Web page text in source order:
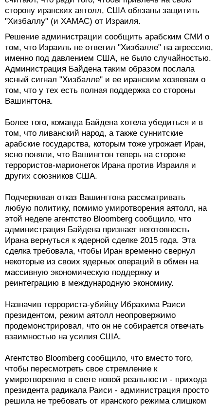
сторону иранских аятолл, США обязаны защитить
"Хизбаллу" (и ХАМАС) от Израиля.
Решение администрации сообщить арабским СМИ о
том, что Израиль не ответил "Хизбалле" на агрессию,
именно под давлением США, не было случайностью.
Администрация Байдена таким образом послала
ясный сигнал "Хизбалле" и ее иранским хозяевам о
том, что у тех есть полная поддержка со стороны
Вашингтона.
Более того, команда Байдена хотела убедиться и в
том, что ливанский народ, а также суннитские
арабские государства, которым тоже угрожает Иран,
ясно поняли, что Вашингтон теперь на стороне
террористов-марионеток Ирана против Израиля и
других союзников США.
Подчеркивая отказ Вашингтона рассматривать
любую политику, помимо умиротворения аятолл, на
этой неделе агентство Bloomberg сообщило, что
администрация Байдена признает неготовность
Ирана вернуться к ядерной сделке 2015 года. Эта
сделка требовала, чтобы Иран временно свернул
некоторые из своих ядерных операций в обмен на
массивную экономическую поддержку и
реинтеграцию в международную экономику.
Назначив террориста-убийцу Ибрахима Раиси
президентом, режим аятолл неопровержимо
продемонстрировал, что он не собирается отвечать
взаимностью на усилия США.
Агентство Bloomberg сообщило, что вместо того,
чтобы пересмотреть свое стремление к
умиротворению в свете новой реальности - прихода
президента радикала Раиси - администрация просто
решила не требовать от иранского режима слишком